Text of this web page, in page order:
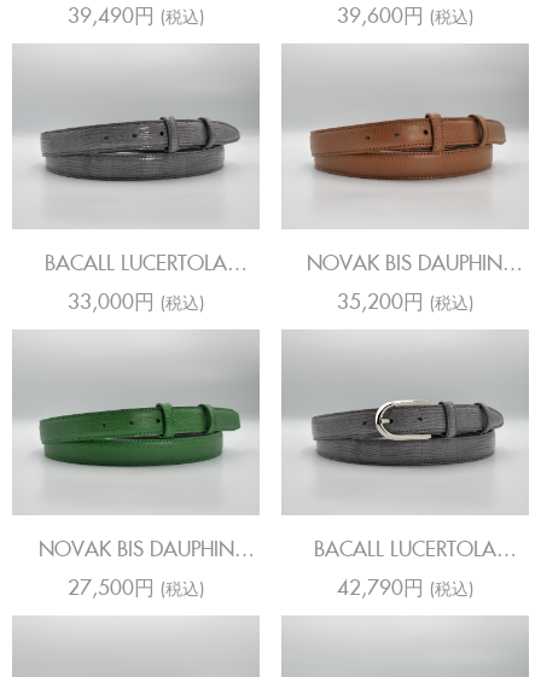
CHESTNUT
39,490円 (税込) SAHARA HOT PINK
39,600円 (税込)
BACALL LUCERTOLA
SAHARA STEEL
33,000円 (税込)
NOVAK BIS DAUPHIN
CHESTNUT
35,200円 (税込)
NOVAK BIS DAUPHIN
EMERALD
27,500円 (税込)
BACALL LUCERTOLA
SAHARA STEEL
42,790円 (税込)